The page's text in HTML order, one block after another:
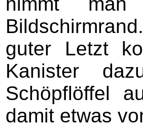
guter Letzt
Kanister
Schöpflöffel
damit etwas